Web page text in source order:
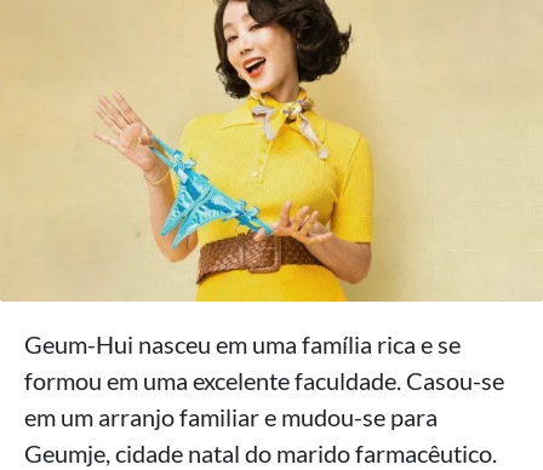
Geum-Hui nasceu em uma família rica e se
formou em uma excelente faculdade. Casou-se
em um arranjo familiar e mudou-se para
Geumje, cidade natal do marido farmacêutico.